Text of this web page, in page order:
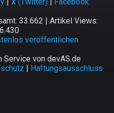
33.662 | Artikel Views:
veröffentlichen
von devAS.de
| Haftungsausschluss